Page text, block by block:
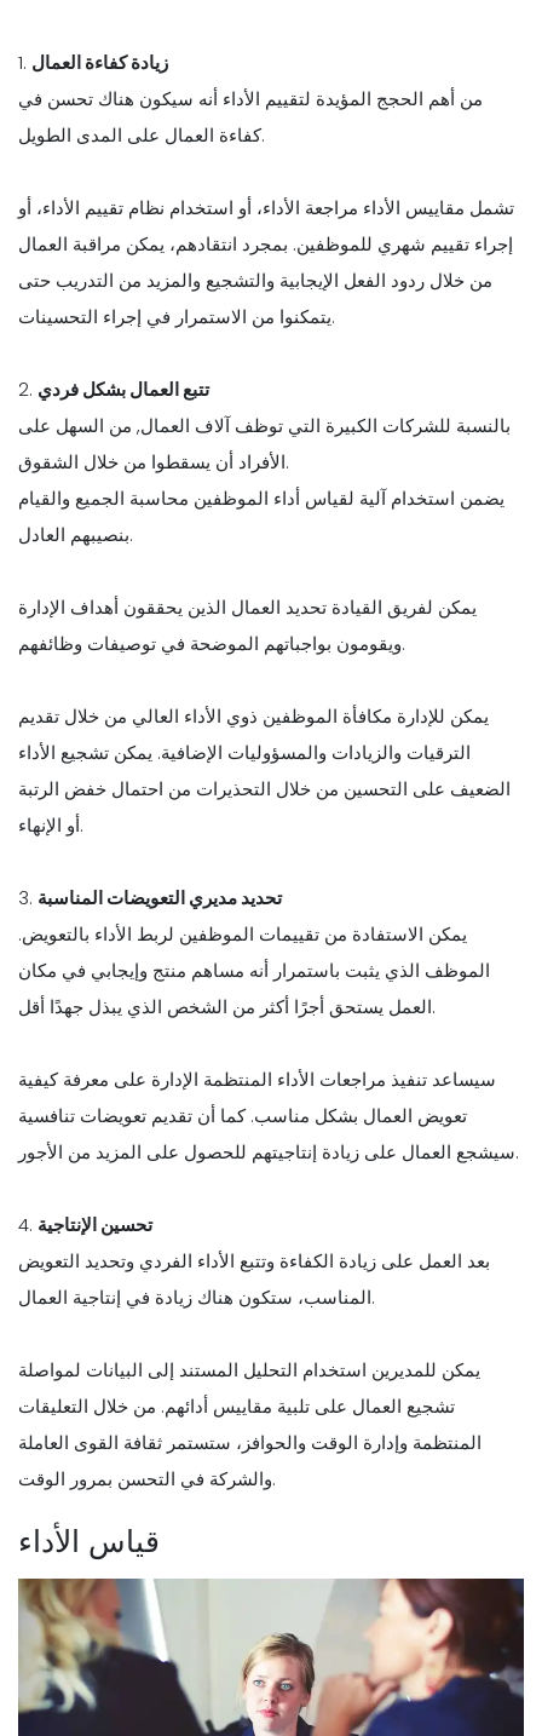
1. زيادة كفاءة العمال
من أهم الحجج المؤيدة لتقييم الأداء أنه سيكون هناك تحسن في
كفاءة العمال على المدى الطويل.
تشمل مقاييس الأداء مراجعة الأداء، أو استخدام نظام تقييم الأداء، أو
إجراء تقييم شهري للموظفين. بمجرد انتقادهم، يمكن مراقبة العمال
من خلال ردود الفعل الإيجابية والتشجيع والمزيد من التدريب حتى
يتمكنوا من الاستمرار في إجراء التحسينات.
2. تتبع العمال بشكل فردي
بالنسبة للشركات الكبيرة التي توظف آلاف العمال, من السهل على
الأفراد أن يسقطوا من خلال الشقوق.
يضمن استخدام آلية لقياس أداء الموظفين محاسبة الجميع والقيام
بنصيبهم العادل.
يمكن لفريق القيادة تحديد العمال الذين يحققون أهداف الإدارة
ويقومون بواجباتهم الموضحة في توصيفات وظائفهم.
يمكن للإدارة مكافأة الموظفين ذوي الأداء العالي من خلال تقديم
الترقيات والزيادات والمسؤوليات الإضافية. يمكن تشجيع الأداء
الضعيف على التحسين من خلال التحذيرات من احتمال خفض الرتبة
أو الإنهاء.
3. تحديد مديري التعويضات المناسبة
يمكن الاستفادة من تقييمات الموظفين لربط الأداء بالتعويض.
الموظف الذي يثبت باستمرار أنه مساهم منتج وإيجابي في مكان
العمل يستحق أجرًا أكثر من الشخص الذي يبذل جهدًا أقل.
سيساعد تنفيذ مراجعات الأداء المنتظمة الإدارة على معرفة كيفية
تعويض العمال بشكل مناسب. كما أن تقديم تعويضات تنافسية
سيشجع العمال على زيادة إنتاجيتهم للحصول على المزيد من الأجور.
4. تحسين الإنتاجية
بعد العمل على زيادة الكفاءة وتتبع الأداء الفردي وتحديد التعويض
المناسب، ستكون هناك زيادة في إنتاجية العمال.
يمكن للمديرين استخدام التحليل المستند إلى البيانات لمواصلة
تشجيع العمال على تلبية مقاييس أدائهم. من خلال التعليقات
المنتظمة وإدارة الوقت والحوافز، ستستمر ثقافة القوى العاملة
والشركة في التحسن بمرور الوقت.
قياس الأداء